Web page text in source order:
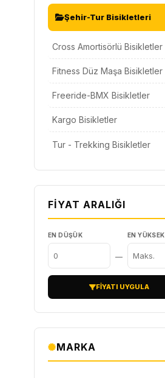
Şehir-Tur Bisikletleri
Cross Amortisörlü Bisikletler
Fitness Düz Maşa Bisikletler
Freeride-BMX Bisikletler
Kargo Bisikletler
Tur - Trekking Bisikletler
FIYAT ARALIĞI
EN DÜŞÜK
—
EN YÜKSEK
FIYATI UYGULA
MARKA